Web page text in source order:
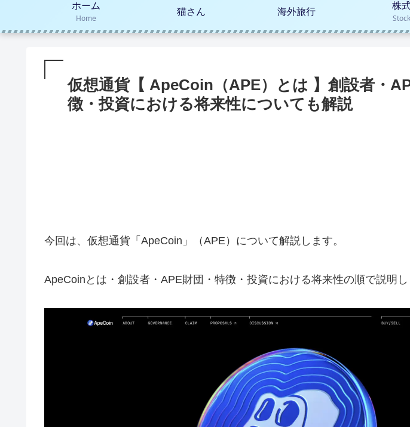
ホーム
Home
猫さん 海外旅行
株
Stock
仮想通貨【 ApeCoin（APE）とは 】創設者・
徴・投資における将来性についても解説
今回は、仮想通貨「ApeCoin」（APE）について解説します。
ApeCoinとは・創設者・APE財団・特徴・投資における将来性の順で説明し